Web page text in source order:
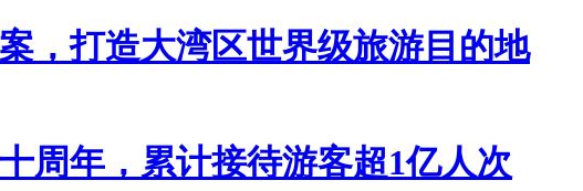
，打造大湾区世界级旅游目的地
周年，累计接待游客超1亿人次